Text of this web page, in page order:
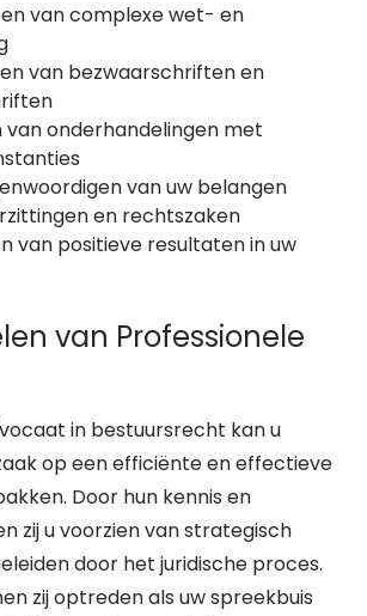
van complexe wet- en
van bezwaarschriften en
van onderhandelingen met
van uw belangen
en rechtszaken
van positieve resultaten in uw
van Professionele
in bestuursrecht kan u
op een efficiënte en effectieve
Door hun kennis en
zij u voorzien van strategisch
door het juridische proces.
zij optreden als uw spreekbuis